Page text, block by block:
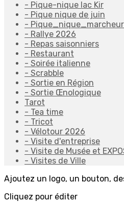
- Pique-nique lac Kir
- Pique nique de juin
-
- Rallye 2026
- Repas saisonniers
- Restaurant
- Soirée italienne
- Scrabble
- Sortie en Région
- Sortie Œnologique
Tarot
- Tea time
- Tricot
- Vélotour 2026
- Visite d'entreprise
- Visite de Musée et
- Visites de Ville
Ajoutez un logo, un bouton,
Cliquez pour éditer